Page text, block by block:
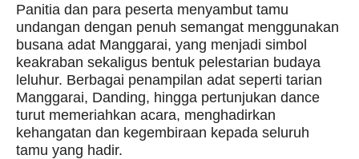
Panitia dan para peserta menyambut tamu
undangan dengan penuh semangat menggunakan
busana adat Manggarai, yang menjadi simbol
keakraban sekaligus bentuk pelestarian budaya
leluhur. Berbagai penampilan adat seperti tarian
Manggarai, Danding, hingga pertunjukan dance
turut memeriahkan acara, menghadirkan
kehangatan dan kegembiraan kepada seluruh
tamu yang hadir.